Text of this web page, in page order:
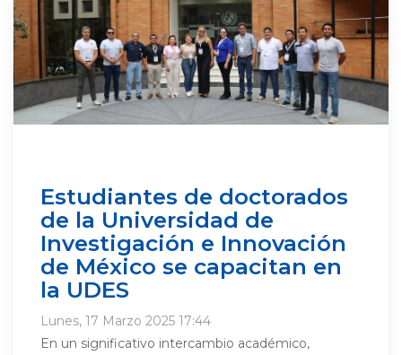
Estudiantes de doctorados
de la Universidad de
Investigación e Innovación
de México se capacitan en
la UDES
Lunes, 17 Marzo 2025 17:44
En un significativo intercambio académico,